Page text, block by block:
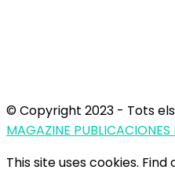
© Copyright 2023 - Tots
MAGAZINE PUBLICACIONES
This site uses cookies.